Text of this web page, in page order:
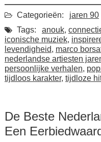
Categorieën:
jaren 90
Tags:
anouk,
iconische muziek,
levendigheid, marco
nederlandse artiesten
persoonlijke verhalen,
tijdloos karakter, tijdloze
De Beste
Een